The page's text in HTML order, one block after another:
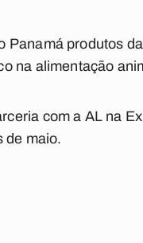
Panamá produtos
na alimentação
com a AL na
de maio.